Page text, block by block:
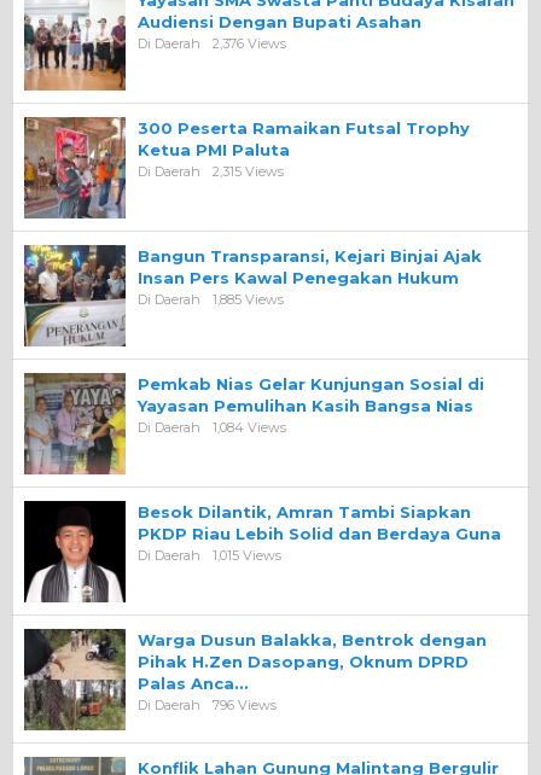
Audiensi Dengan Bupati Asahan
Di Daerah 2,376 Views
300 Peserta Ramaikan Futsal Trophy
Ketua PMI Paluta
Di Daerah 2,315 Views
Bangun Transparansi, Kejari Binjai Ajak
Insan Pers Kawal Penegakan Hukum
Di Daerah 1,885 Views
Pemkab Nias Gelar Kunjungan Sosial di
Yayasan Pemulihan Kasih Bangsa Nias
Di Daerah 1,084 Views
Besok Dilantik, Amran Tambi Siapkan
PKDP Riau Lebih Solid dan Berdaya Guna
Di Daerah 1,015 Views
Warga Dusun Balakka, Bentrok dengan
Pihak H.Zen Dasopang, Oknum DPRD
Palas Anca…
Di Daerah 796 Views
Konflik Lahan Gunung Malintang Bergulir